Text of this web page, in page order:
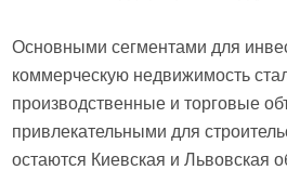
Основными сегментами для
коммерческую недвижимость
производственные и торговые
привлекательными для
остаются Киевская и Львовская